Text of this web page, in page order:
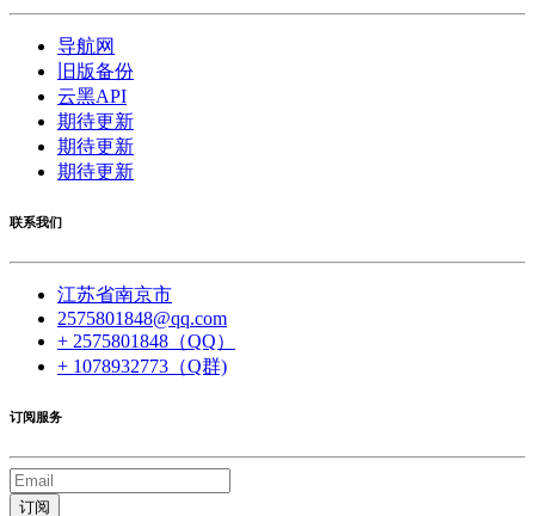
导航网
旧版备份
云黑API
期待更新
期待更新
期待更新
联系我们
江苏省南京市
2575801848@qq.com
+ 2575801848（QQ）
+ 1078932773（Q群)
订阅服务
订阅